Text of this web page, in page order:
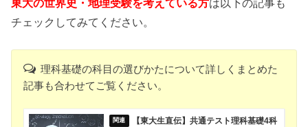
東大の世界史・地理受験を考えている方は以下の記事も
チェックしてみてください。
理科基礎の科目の選びかたについて詳しくまとめた
記事も合わせてご覧ください。
【東大生直伝】共通テスト理科基礎4科